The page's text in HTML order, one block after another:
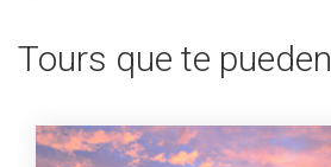
Tours que te pueden